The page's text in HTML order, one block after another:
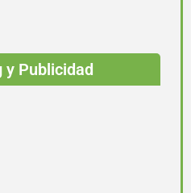
y Publicidad